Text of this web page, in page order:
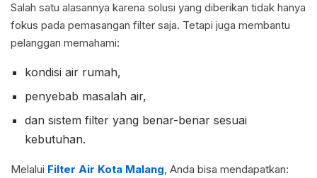
Salah satu alasannya karena solusi yang diberikan tidak hanya
fokus pada pemasangan filter saja. Tetapi juga membantu
pelanggan memahami:
kondisi air rumah,
penyebab masalah air,
dan sistem filter yang benar-benar sesuai
kebutuhan.
Melalui Filter Air Kota Malang, Anda bisa mendapatkan: